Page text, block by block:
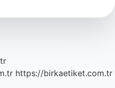
https://birkaetiket.com.tr